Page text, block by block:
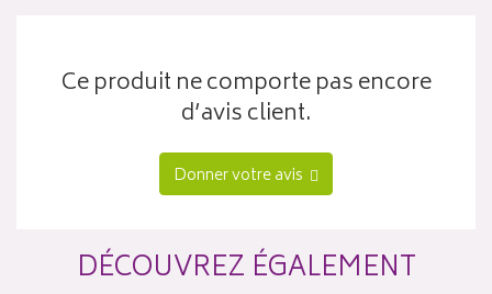
Ce produit ne comporte pas encore
d’avis client.
Donner votre avis
DÉCOUVREZ ÉGALEMENT